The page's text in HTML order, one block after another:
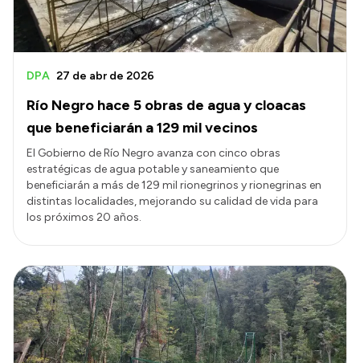
Transparencia
Presupuesto
Boletín Oficial
Compras y licitaciones
Consulta de expedientes
Consulta de pago a proveedores
Convocatorias
Intranet
Río Negro hace 5 obras de agua y cloacas
que beneficiarán a 129 mil vecinos
DPA 27 de abr de 2026
El Gobierno de Río Negro avanza con cinco obras
estratégicas de agua potable y saneamiento que
beneficiarán a más de 129 mil rionegrinos y rionegrinas en
distintas localidades, mejorando su calidad de vida para
los próximos 20 años.